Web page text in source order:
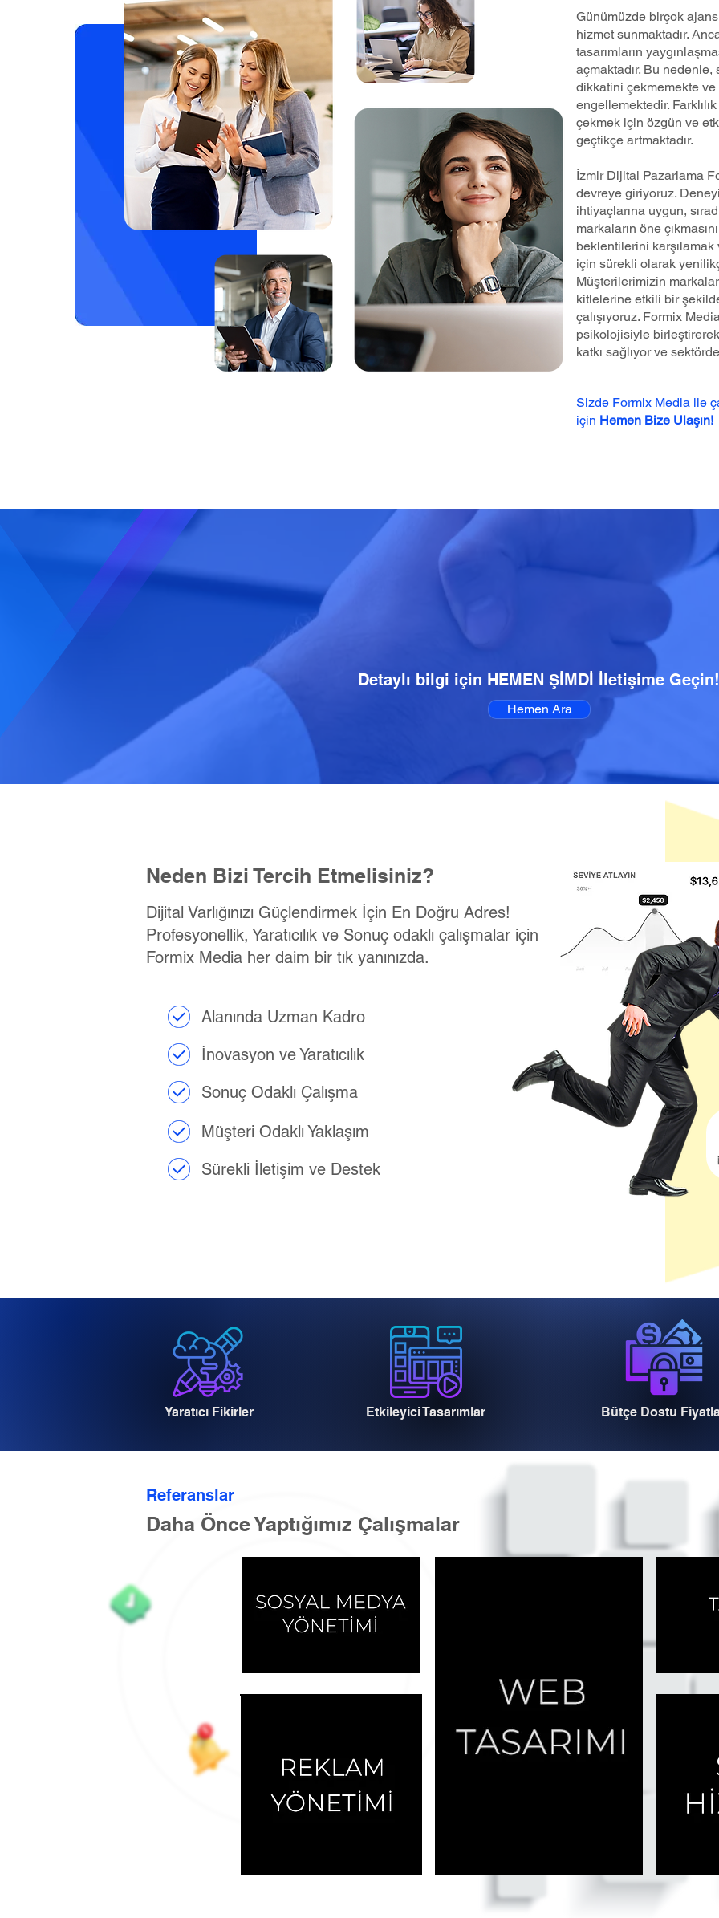
Günümüzde birçok
hizmet sunmaktadır.
tasarımların
açmaktadır. Bu nedenle,
dikkatini çekmemekte ve
engellemektedir.
çekmek için özgün ve
geçtikçe artmaktadır.
İzmir Dijital Pazarlama
devreye giriyoruz.
ihtiyaçlarına uygun,
markaların öne
beklentilerini karşılamak
için sürekli olarak
Müşterilerimizin
kitlelerine etkili bir
çalışıyoruz. Formix
psikolojisiyle
katkı sağlıyor ve
Sizde Formix Media ile
için Hemen Bize Ulaşın!
Detaylı bilgi için HEMEN ŞİMDİ İletişime Geçin!
Hemen Ara
Neden Bizi Tercih Etmelisiniz?
Dijital Varlığınızı Güçlendirmek İçin En Doğru Adres!
Profesyonellik, Yaratıcılık ve Sonuç odaklı çalışmalar için
Formix Media her daim bir tık yanınızda.
Alanında Uzman Kadro
İnovasyon ve Yaratıcılık
Sonuç Odaklı Çalışma
Müşteri Odaklı Yaklaşım
Sürekli İletişim ve Destek
Yaratıcı Fikirler Etkileyici Tasarımlar Bütçe Dostu
Referanslar
Daha Önce Yaptığımız Çalışmalar